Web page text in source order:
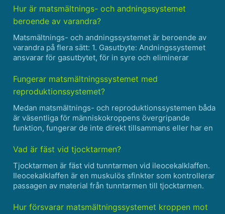
utsprång som ytterligare ökar tarmens yta och hjälper
till......
Hur är matsmältnings- och andningssystemet
beroende av varandra?
Matsmältnings- och andningssystemet är beroende av
varandra på flera sätt: 1. Gasutbyte: Andningssystemet
ansvarar för gasutbytet, för in syre och eliminerar
förekommer i cellerna i matsmältningssystemet och i hela
kro......
Fungerar matsmältningssystemet med
reproduktionssystemet?
Medan matsmältnings- och reproduktionssystemen båda
är väsentliga för människokroppens övergripande
funktion, fungerar de inte direkt tillsammans eller har en
ansvarigt för att bryta ner maten och utvinna
Vad är fäst vid tjocktarmen?
Tjocktarmen är fäst vid tunntarmen vid ileocekalklaffen.
Ileocekalklaffen är en muskulös sfinkter som kontrollerar
passagen av material från tunntarmen till tjocktarmen.
Rektum är den sista delen av tjocktarmen, och den ......
Hur försvarar matsmältningssystemet kroppen mot